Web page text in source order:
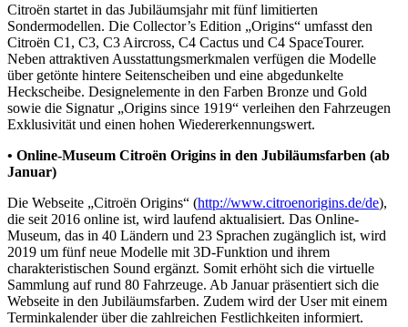
Citroën startet in das Jubiläumsjahr mit fünf limitierten
Sondermodellen. Die Collector’s Edition „Origins“ umfasst den
Citroën C1, C3, C3 Aircross, C4 Cactus und C4 SpaceTourer.
Neben attraktiven Ausstattungsmerkmalen verfügen die Modelle
über getönte hintere Seitenscheiben und eine abgedunkelte
Heckscheibe. Designelemente in den Farben Bronze und Gold
sowie die Signatur „Origins since 1919“ verleihen den Fahrzeugen
Exklusivität und einen hohen Wiedererkennungswert.
• Online-Museum Citroën Origins in den Jubiläumsfarben (ab
Januar)
Die Webseite „Citroën Origins“ (http://www.citroenorigins.de/de),
die seit 2016 online ist, wird laufend aktualisiert. Das Online-
Museum, das in 40 Ländern und 23 Sprachen zugänglich ist, wird
2019 um fünf neue Modelle mit 3D-Funktion und ihrem
charakteristischen Sound ergänzt. Somit erhöht sich die virtuelle
Sammlung auf rund 80 Fahrzeuge. Ab Januar präsentiert sich die
Webseite in den Jubiläumsfarben. Zudem wird der User mit einem
Terminkalender über die zahlreichen Festlichkeiten informiert.